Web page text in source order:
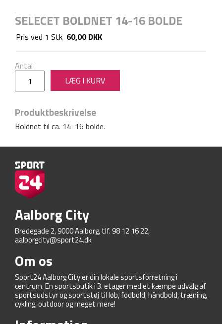
SELECET BOLDNET 14-16 BOLDE
Pris ved 1 Stk 60,00 DKK
Antal
Produktbeskrivelse
Boldnet til ca. 14-16 bolde.
Aalborg City
Bredegade 2, 9000 Aalborg, tlf. 98 12 16 22,
aalborgcity@sport24.dk
Om os
Sport24 Aalborg City er din lokale sportsforretning i
centrum. En sportsbutik i 3. etager med et kæmpe udvalg af
sportsudstyr og sportstøj til løb, fodbold, håndbold, træning,
cykling, outdoor og meget mere!